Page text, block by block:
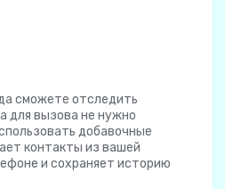
сможете отследить
для вызова не нужно
добавочные
контакты из вашей
и сохраняет историю